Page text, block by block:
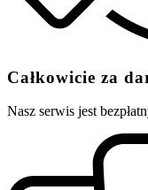
Całkowicie za
Nasz serwis jest